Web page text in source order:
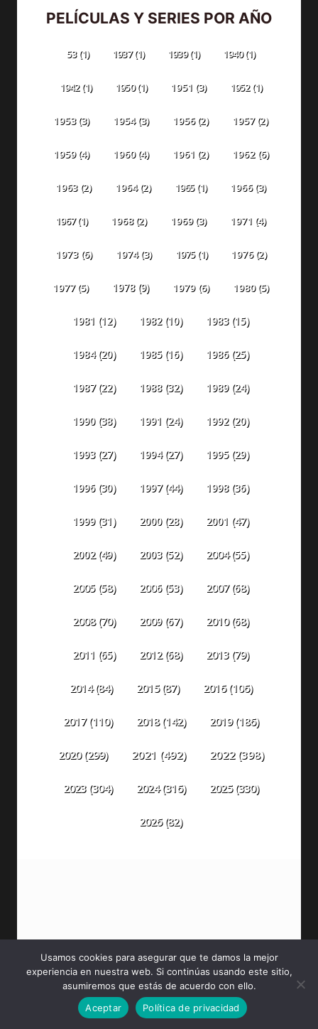
PELÍCULAS Y SERIES POR AÑO
53(1) 1937(1) 1939(1) 1940(1)
1942(1) 1950(1) 1951 (3) 1952(1)
1953(3) 1954(3) 1956(2) 1957(2)
1959(4) 1960(4) 1961 (2) 1962(6)
1963 (2) 1964(2) 1965(1) 1966(3)
1967(1) 1968(2) 1969(3) 1971 (4)
1973(6) 1974(3) 1975(1) 1976(2)
1977(5) 1978(9) 1979(6) 1980(5)
1981 (12) 1982(10) 1983(15)
1984(20) 1985(16) 1986(25)
1987(22) 1988(32) 1989(24)
1990(38) 1991 (24) 1992(20)
1993(27) 1994(27) 1995(29)
1996(30) 1997(44) 1998(36)
1999(31) 2000(28) 2001 (47)
2002(49) 2003(52) 2004(55)
2005(58) 2006(53) 2007(68)
2008(70) 2009(67) 2010(68)
2011 (65) 2012(68) 2013(79)
2014(84) 2015(87) 2016(106)
2017(110) 2018(142) 2019(186)
2020(299) 2021 (492) 2022(398)
2023(304) 2024(316) 2025(330)
2026(82)
PELÍCULAS DE MARVEL
SPIDER-MAN: UN NUEVO DÍA [2026] (Spider-Man:
Brand New Day) [HDTV, Latino]
Usamos cookies para asegurar que te damos la mejor
experiencia en nuestra web. Si continúas usando este sitio,
asumiremos que estás de acuerdo con ello.
Aceptar
Política de privacidad